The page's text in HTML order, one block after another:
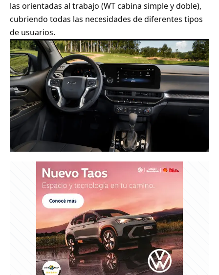
las orientadas al trabajo (WT cabina simple y doble),
cubriendo todas las necesidades de diferentes tipos
de usuarios.